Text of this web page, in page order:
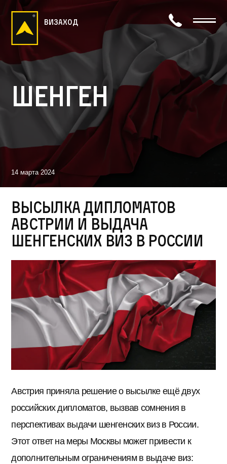
визаход
Шенген
14 марта 2024
Высылка дипломатов
Австрии и выдача
шенгенских виз в России
Австрия приняла решение о высылке ещё двух
российских дипломатов, вызвав сомнения в
перспективах выдачи шенгенских виз в России.
Этот ответ на меры Москвы может привести к
дополнительным ограничениям в выдаче виз: